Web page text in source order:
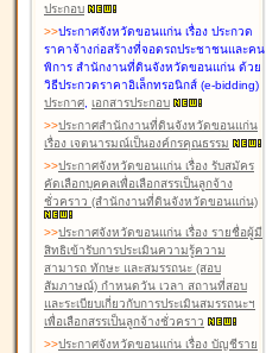
ประกอบ
>>ประกาศจังหวัดขอนแก่น เรื่อง ประกวด
ราคาจ้างก่อสร้างที่จอดรถประชาชนและคน
พิการ สำนักงานที่ดินจังหวัดขอนแก่น ด้วย
วิธีประกวดราคาอิเล็กทรอนิกส์ (e-bidding)
ประกาศ, เอกสารประกอบ
>>ประกาศสำนักงานที่ดินจังหวัดขอนแก่น
เรื่อง เจตนารมณ์เป็นองค์กรคุณธรรม
>>ประกาศจังหวัดขอนแก่น เรื่อง รับสมัคร
คัดเลือกบุคคลเพื่อเลือกสรรเป็นลูกจ้าง
ชั่วคราว (สำนักงานที่ดินจังหวัดขอนแก่น)
>>ประกาศจังหวัดขอนแก่น เรื่อง รายชื่อผู้มี
สิทธิเข้ารับการประเมินความรู้ความ
สามารถ ทักษะ และสมรรถนะ (สอบ
สัมภาษณ์) กำหนดวัน เวลา สถานที่สอบ
และระเบียบเกี่ยวกับการประเมินสมรรถนะฯ
เพื่อเลือกสรรเป็นลูกจ้างชั่วคราว
>>ประกาศจังหวัดขอนแก่น เรื่อง บัญชีราย